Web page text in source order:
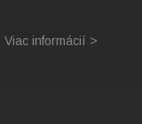
Viac informácií >